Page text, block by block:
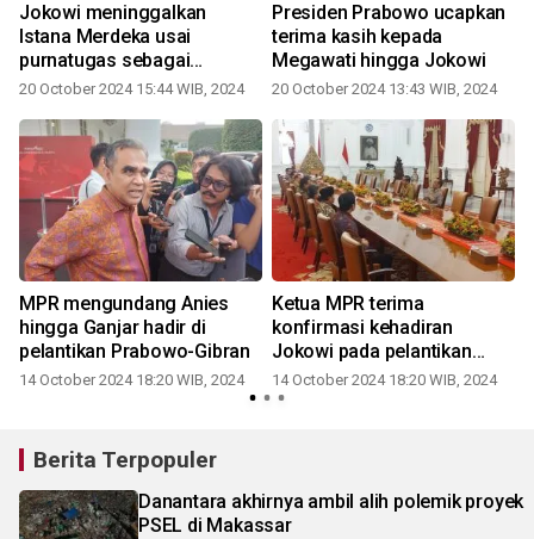
Jokowi meninggalkan
Istana Merdeka usai
purnatugas sebagai
Presiden
20 October 2024 15:44 WIB, 2024
Presiden Prabowo ucapkan
terima kasih kepada
Megawati hingga Jokowi
20 October 2024 13:43 WIB, 2024
MPR mengundang Anies
hingga Ganjar hadir di
pelantikan Prabowo-Gibran
14 October 2024 18:20 WIB, 2024
Ketua MPR terima
konfirmasi kehadiran
Jokowi pada pelantikan
Prabowo-Gibran
14 October 2024 18:20 WIB, 2024
Berita Terpopuler
Danantara akhirnya ambil alih polemik proyek
PSEL di Makassar